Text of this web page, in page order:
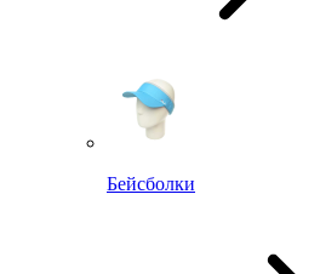
Бейсболки